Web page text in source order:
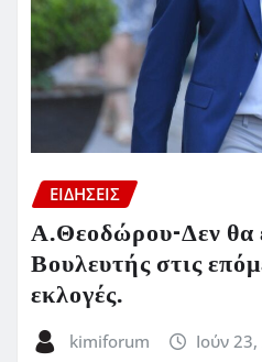
ΕΙΔΗΣΕΙΣ
Α.Θεοδώρου-Δεν θα
Βουλευτής στις
εκλογές.
kimiforum Ιούν